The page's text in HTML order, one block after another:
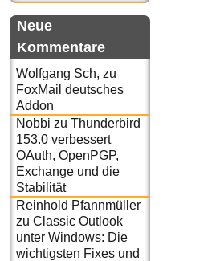
Neue
Kommentare
Wolfgang Sch, zu
FoxMail deutsches
Addon
Nobbi zu Thunderbird
153.0 verbessert
OAuth, OpenPGP,
Exchange und die
Stabilität
Reinhold Pfannmüller
zu Classic Outlook
unter Windows: Die
wichtigsten Fixes und